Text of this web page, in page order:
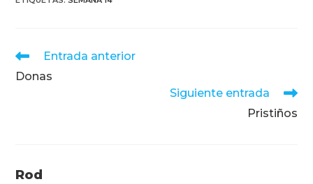
Leer
artículos
Entrada anterior
Donas
Siguiente entrada
Pristiños
Rod